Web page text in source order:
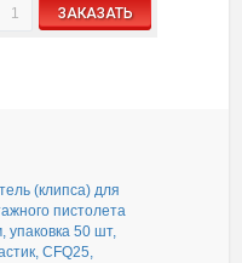
ЗАКАЗАТЬ
(клипса) для
пистолета
упаковка 50 шт,
CFQ25,